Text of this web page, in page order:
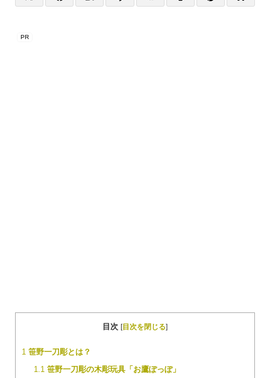
目次 [目次を閉じる]
1 笹野一刀彫とは？
1.1 笹野一刀彫の木彫玩具「お鷹ぽっぽ」